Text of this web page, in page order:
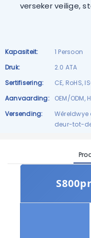
verseker veilige,
Kapasiteit:
1 Persoon
Druk:
2.0 ATA
Sertifisering:
CE, RoHS,
Aanvaarding:
OEM/
Versending:
deur-tot-